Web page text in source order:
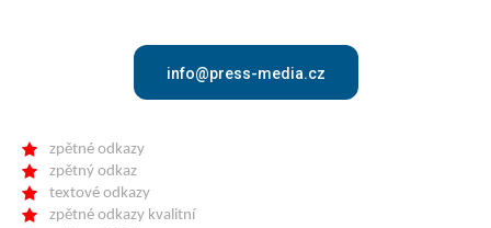
info@press-media.cz
zpětné odkazy
zpětný odkaz
textové odkazy
zpětné odkazy kvalitní